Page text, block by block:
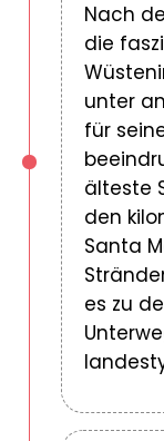
Nach
die
unter
für
älteste
den
Santa
es zu